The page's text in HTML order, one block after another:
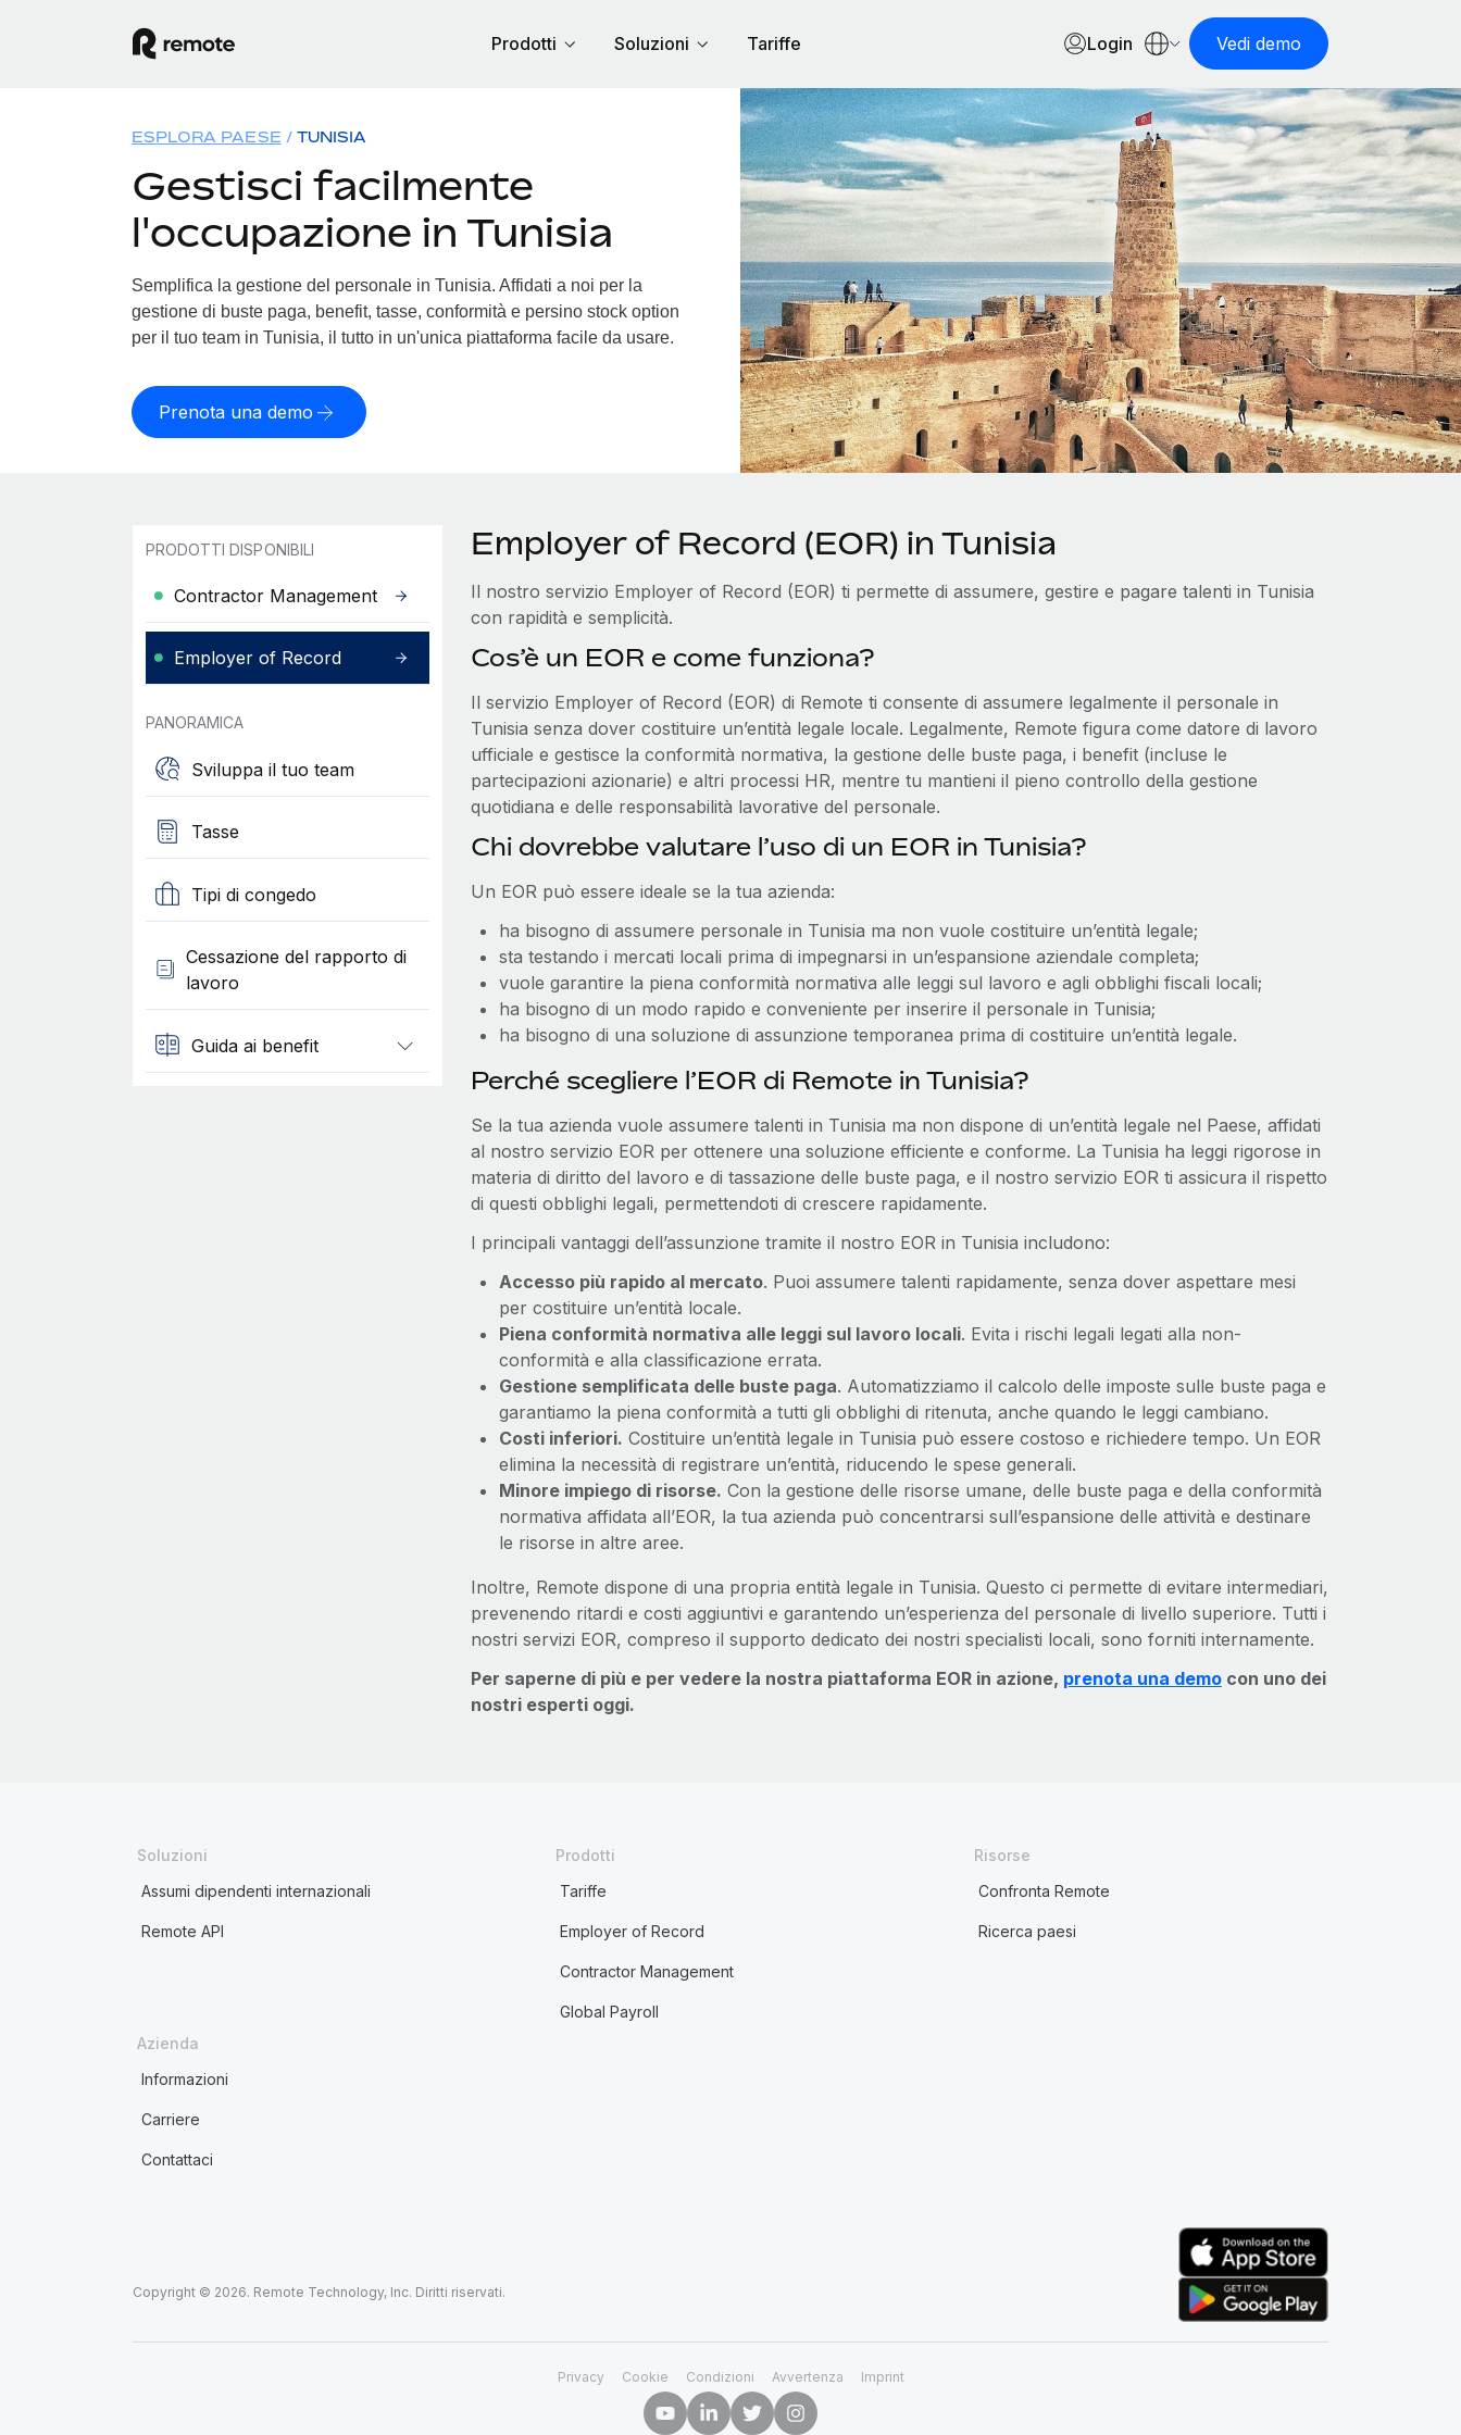
Prodotti Soluzioni Tariffe Login Vedi demo
ESPLORA PAESE TUNISIA
Gestisci facilmente
l'occupazione in Tunisia
Semplifica la gestione del personale in Tunisia. Affidati a noi per la
gestione di buste paga, benefit, tasse, conformità e persino stock option
per il tuo team in Tunisia, il tutto in un'unica piattaforma facile da usare.
Prenota una demo
PRODOTTI DISPONIBILI
Contractor Management
Employer of Record
PANORAMICA
Sviluppa il tuo team
Tasse
Tipi di congedo
Cessazione del rapporto di
lavoro
Guida ai benefit
Employer of Record (EOR) in Tunisia
Il nostro servizio Employer of Record (EOR) ti permette di assumere, gestire e pagare talenti in Tunisia
con rapidità e semplicità.
Cos’è un EOR e come funziona?
Il servizio Employer of Record (EOR) di Remote ti consente di assumere legalmente il personale in
Tunisia senza dover costituire un’entità legale locale. Legalmente, Remote figura come datore di lavoro
ufficiale e gestisce la conformità normativa, la gestione delle buste paga, i benefit (incluse le
partecipazioni azionarie) e altri processi HR, mentre tu mantieni il pieno controllo della gestione
quotidiana e delle responsabilità lavorative del personale.
Chi dovrebbe valutare l’uso di un EOR in Tunisia?
Un EOR può essere ideale se la tua azienda:
ha bisogno di assumere personale in Tunisia ma non vuole costituire un’entità legale;
sta testando i mercati locali prima di impegnarsi in un’espansione aziendale completa;
vuole garantire la piena conformità normativa alle leggi sul lavoro e agli obblighi fiscali locali;
ha bisogno di un modo rapido e conveniente per inserire il personale in Tunisia;
ha bisogno di una soluzione di assunzione temporanea prima di costituire un’entità legale.
Perché scegliere l’EOR di Remote in Tunisia?
Se la tua azienda vuole assumere talenti in Tunisia ma non dispone di un’entità legale nel Paese, affidati
al nostro servizio EOR per ottenere una soluzione efficiente e conforme. La Tunisia ha leggi rigorose in
materia di diritto del lavoro e di tassazione delle buste paga, e il nostro servizio EOR ti assicura il rispetto
di questi obblighi legali, permettendoti di crescere rapidamente.
I principali vantaggi dell’assunzione tramite il nostro EOR in Tunisia includono:
Accesso più rapido al mercato. Puoi assumere talenti rapidamente, senza dover aspettare mesi
per costituire un’entità locale.
Piena conformità normativa alle leggi sul lavoro locali. Evita i rischi legali legati alla non-
conformità e alla classificazione errata.
Gestione semplificata delle buste paga. Automatizziamo il calcolo delle imposte sulle buste paga e
garantiamo la piena conformità a tutti gli obblighi di ritenuta, anche quando le leggi cambiano.
Costi inferiori. Costituire un’entità legale in Tunisia può essere costoso e richiedere tempo. Un EOR
elimina la necessità di registrare un’entità, riducendo le spese generali.
Minore impiego di risorse. Con la gestione delle risorse umane, delle buste paga e della conformità
normativa affidata all’EOR, la tua azienda può concentrarsi sull’espansione delle attività e destinare
le risorse in altre aree.
Inoltre, Remote dispone di una propria entità legale in Tunisia. Questo ci permette di evitare intermediari,
prevenendo ritardi e costi aggiuntivi e garantendo un’esperienza del personale di livello superiore. Tutti i
nostri servizi EOR, compreso il supporto dedicato dei nostri specialisti locali, sono forniti internamente.
Per saperne di più e per vedere la nostra piattaforma EOR in azione, prenota una democon uno dei
nostri esperti oggi.
Soluzioni
Assumi dipendenti internazionali
Remote API
Prodotti
Tariffe
Employer of Record
Contractor Management
Global Payroll
Risorse
Confronta Remote
Ricerca paesi
Azienda
Informazioni
Carriere
Contattaci
Copyright © 2026. Remote Technology, Inc. Diritti riservati.
Privacy Cookie Condizioni Avvertenza Imprint